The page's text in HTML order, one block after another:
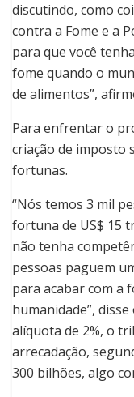
discutindo, como
contra a Fome e a
para que você
fome quando o
de alimentos”,
Para enfrentar o
criação de imposto
fortunas.
“Nós temos 3 mil
fortuna de US$ 15
não tenha
pessoas paguem
para acabar com a
humanidade”,
alíquota de 2%, o
arrecadação,
300 bilhões, algo